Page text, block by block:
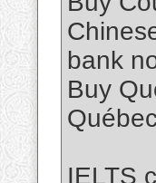
bank
Buy
IELTS